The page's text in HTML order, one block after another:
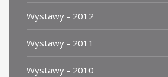
Wystawy - 2012
Wystawy - 2011
Wystawy - 2010